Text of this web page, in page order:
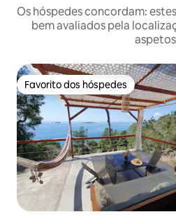
Os hóspedes concordam:
bem avaliados pela
Favorito dos hóspedes
Favorito dos hóspedes